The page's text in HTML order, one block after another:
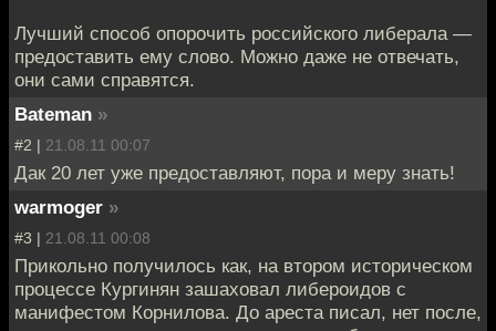
Лучший способ опорочить российского либерала —
предоставить ему слово. Можно даже не отвечать,
они сами справятся.
Bateman »
#2 | 21.08.11 00:07
Дак 20 лет уже предоставляют, пора и меру знать!
warmoger »
#3 | 21.08.11 00:08
Прикольно получилось как, на втором историческом
процессе Кургинян зашаховал либероидов с
манифестом Корнилова. До ареста писал, нет после,